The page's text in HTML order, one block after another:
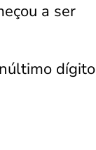
a ser
dígito